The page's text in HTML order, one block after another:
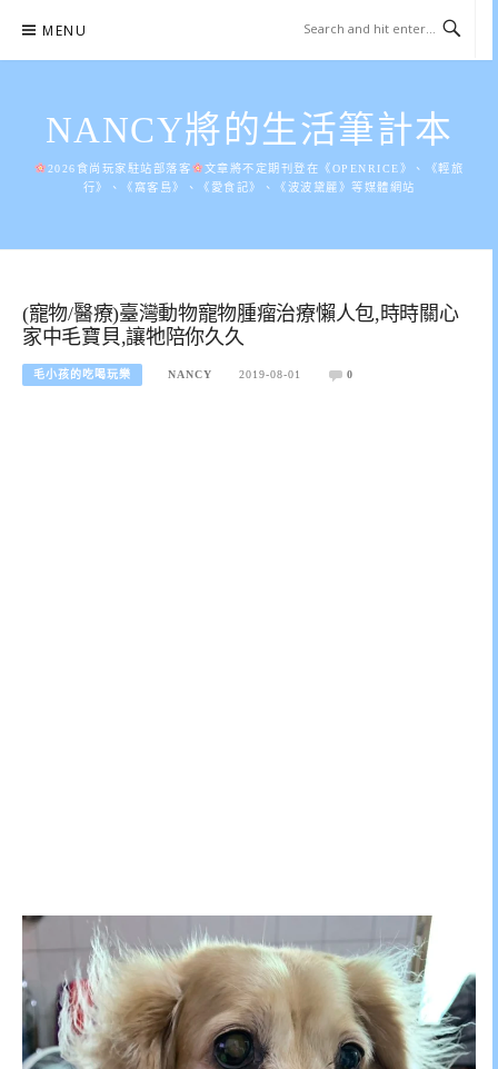
content
MENU
NANCY將的生活筆計本
2026食尚玩家駐站部落客
文章將不定期刊登在《OPENRICE》、《輕旅
行》、《窩客島》、《愛食記》、《波波黛麗》等媒體網站
(寵物/醫療)臺灣動物寵物腫瘤治療懶人包,時時關心
家中毛寶貝,讓牠陪你久久
毛小孩的吃喝玩樂 NANCY 2019-08-01 0